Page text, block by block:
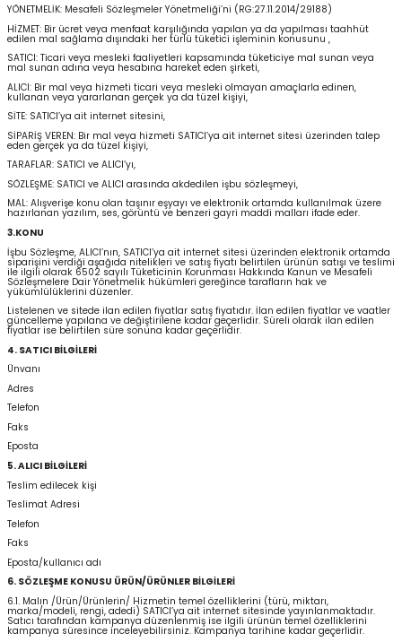
Masaüstü Kalemlikler
ve Perforaj Makineleri
Tel Dikiş Makineleri
YÖNETMELİK: Mesafeli Sözleşmeler Yönetmeliği’ni (RG:27.11.2014/29188)
HİZMET: Bir ücret veya menfaat karşılığında yapılan ya da yapılması taahhüt
edilen mal sağlama dışındaki her türlü tüketici işleminin konusunu ,
SATICI: Ticari veya mesleki faaliyetleri kapsamında tüketiciye mal sunan veya
mal sunan adına veya hesabına hareket eden şirketi,
ALICI: Bir mal veya hizmeti ticari veya mesleki olmayan amaçlarla edinen,
kullanan veya yararlanan gerçek ya da tüzel kişiyi,
SİTE: SATICI’ya ait internet sitesini,
SİPARİŞ VEREN: Bir mal veya hizmeti SATICI’ya ait internet sitesi üzerinden talep
eden gerçek ya da tüzel kişiyi,
TARAFLAR: SATICI ve ALICI’yı,
SÖZLEŞME: SATICI ve ALICI arasında akdedilen işbu sözleşmeyi,
MAL: Alışverişe konu olan taşınır eşyayı ve elektronik ortamda kullanılmak üzere
hazırlanan yazılım, ses, görüntü ve benzeri gayri maddi malları ifade eder.
3.KONU
İşbu Sözleşme, ALICI’nın, SATICI’ya ait internet sitesi üzerinden elektronik ortamda
siparişini verdiği aşağıda nitelikleri ve satış fiyatı belirtilen ürünün satışı ve teslimi
ile ilgili olarak 6502 sayılı Tüketicinin Korunması Hakkında Kanun ve Mesafeli
Sözleşmelere Dair Yönetmelik hükümleri gereğince tarafların hak ve
yükümlülüklerini düzenler.
Listelenen ve sitede ilan edilen fiyatlar satış fiyatıdır. İlan edilen fiyatlar ve vaatler
güncelleme yapılana ve değiştirilene kadar geçerlidir. Süreli olarak ilan edilen
fiyatlar ise belirtilen süre sonuna kadar geçerlidir.
4. SATICI BİLGİLERİ
Ünvanı
Adres
Telefon
Faks
Eposta
5. ALICI BİLGİLERİ
Teslim edilecek kişi
Teslimat Adresi
Telefon
Faks
Eposta/kullanıcı adı
6. SÖZLEŞME KONUSU ÜRÜN/ÜRÜNLER BİLGİLERİ
6.1. Malın /Ürün/Ürünlerin/ Hizmetin temel özelliklerini (türü, miktarı,
marka/modeli, rengi, adedi) SATICI’ya ait internet sitesinde yayınlanmaktadır.
Satıcı tarafından kampanya düzenlenmiş ise ilgili ürünün temel özelliklerini
kampanya süresince inceleyebilirsiniz. Kampanya tarihine kadar geçerlidir.